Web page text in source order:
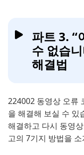
파트 3. “
수 없습
해결법
224002 동영상 오류
을 해결해 보실 수 있
해결하고 다시 동영
고의 7기지 방법을